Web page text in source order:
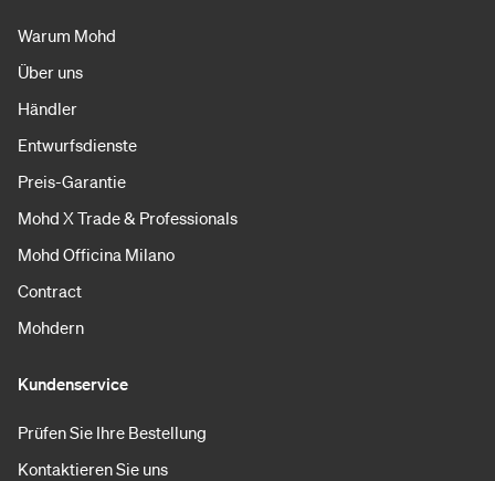
Warum Mohd
Über uns
Händler
Entwurfsdienste
Preis-Garantie
Mohd X Trade & Professionals
Mohd Officina Milano
Contract
Mohdern
Kundenservice
Prüfen Sie Ihre Bestellung
Kontaktieren Sie uns